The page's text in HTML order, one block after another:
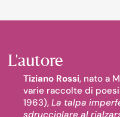
L'autore
Tiziano Rossi, nato a
varie raccolte di
1963), La talpa